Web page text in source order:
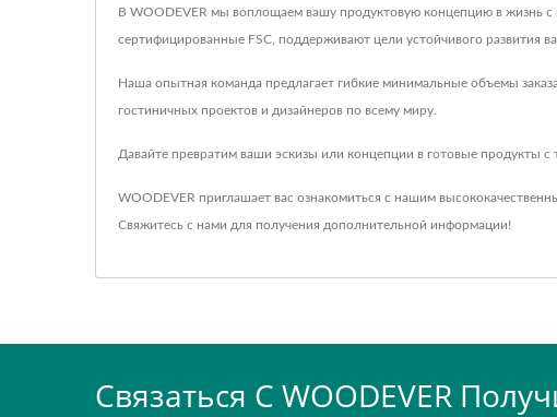
В WOODEVER мы воплощаем вашу продуктовую концепцию в жизнь
сертифицированные FSC, поддерживают цели устойчивого развития
Наша опытная команда предлагает гибкие минимальные объемы
гостиничных проектов и дизайнеров по всему миру.
Давайте превратим ваши эскизы или концепции в готовые продукты с
WOODEVER приглашает вас ознакомиться с нашим
Свяжитесь с нами для получения дополнительной информации!
Связаться С WOODEVER